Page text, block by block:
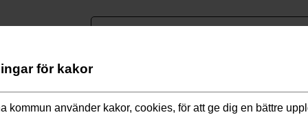
för kakor
kommun använder kakor, cookies, för att ge dig en bättre